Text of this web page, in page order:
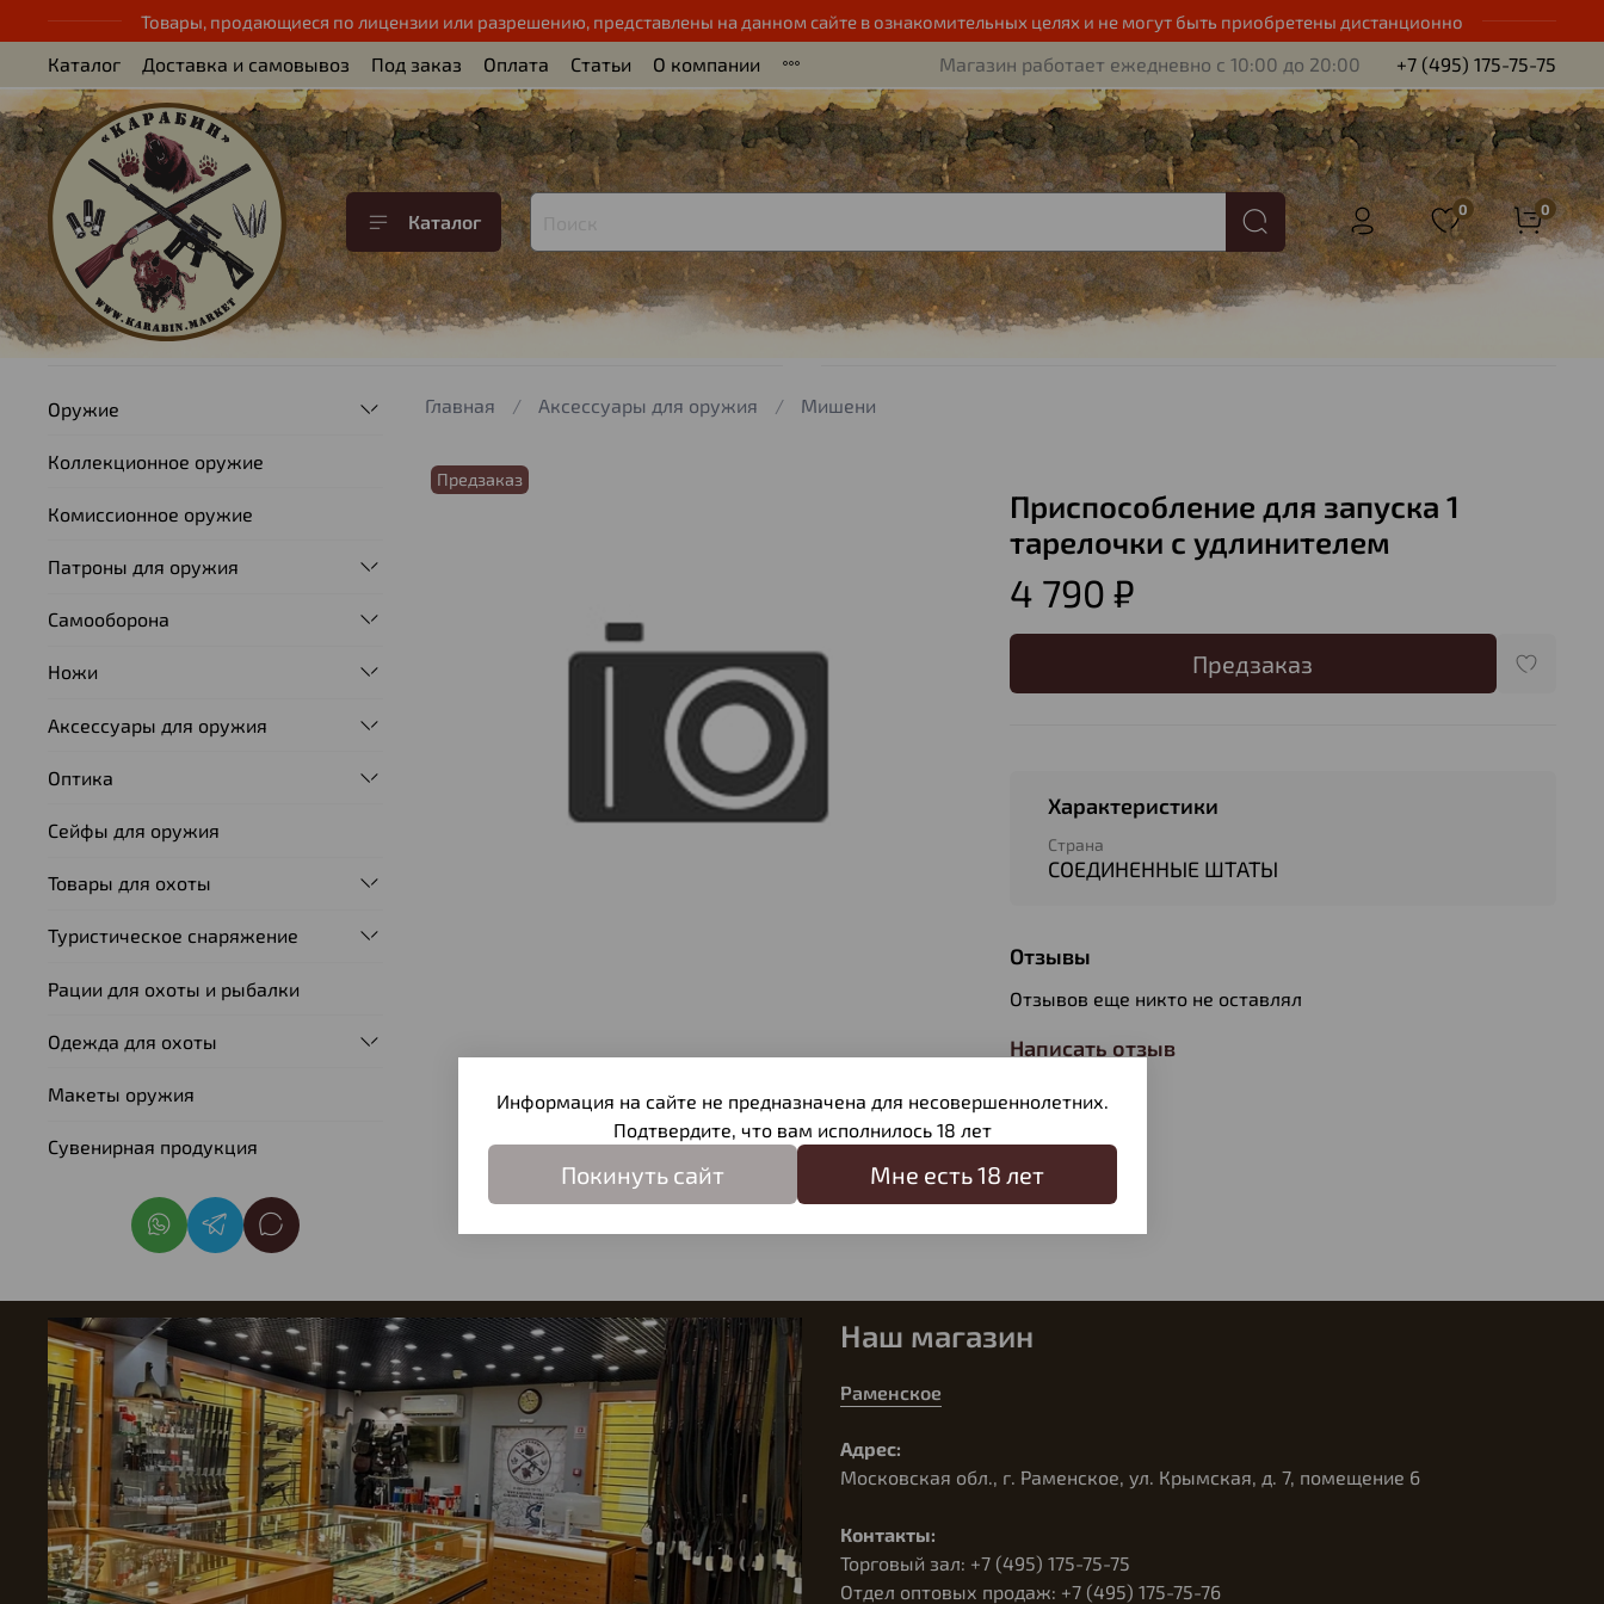
Товары, продающиеся по лицензии или разрешению, представлены на данном сайте в ознакомительных целях и не могут быть приобретены дистанционно
Каталог Доставка и самовывоз Под заказ Оплата Статьи О компании Магазин работает ежедневно с 10:00 до 20:00 +7 (495) 175-75-75
Каталог
0 0
Главная Аксессуары для оружия Мишени
Предзаказ
Приспособление для запуска 1
тарелочки с удлинителем
4 790 ₽
Предзаказ
Характеристики
Страна
СОЕДИНЕННЫЕ ШТАТЫ
Отзывы
Отзывов еще никто не оставлял
Написать отзыв
Оружие
Коллекционное оружие
Комиссионное оружие
Патроны для оружия
Самооборона
Ножи
Аксессуары для оружия
Оптика
Сейфы для оружия
Товары для охоты
Туристическое снаряжение
Рации для охоты и рыбалки
Одежда для охоты
Макеты оружия
Сувенирная продукция
Наш магазин
Раменское
Адрес:
Московская обл., г. Раменское, ул. Крымская, д. 7, помещение 6
Контакты:
Торговый зал: +7 (495) 175-75-75
Отдел оптовых продаж: +7 (495) 175-75-76
Информация на сайте не предназначена для несовершеннолетних.
Подтвердите, что вам исполнилось 18 лет
Покинуть сайт Мне есть 18 лет